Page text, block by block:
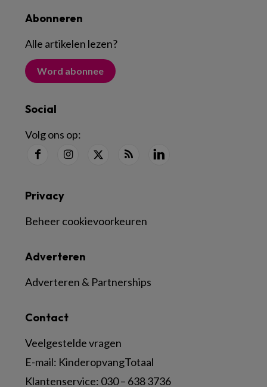
Abonneren
Alle artikelen lezen?
Word abonnee
Social
Volg ons op:
Contact
Veelgestelde vragen
E-mail: KinderopvangTotaal
Klantenservice: 030 – 638 3736
Adverteren
Adverteren & Partnerships
Privacy
Beheer cookievoorkeuren